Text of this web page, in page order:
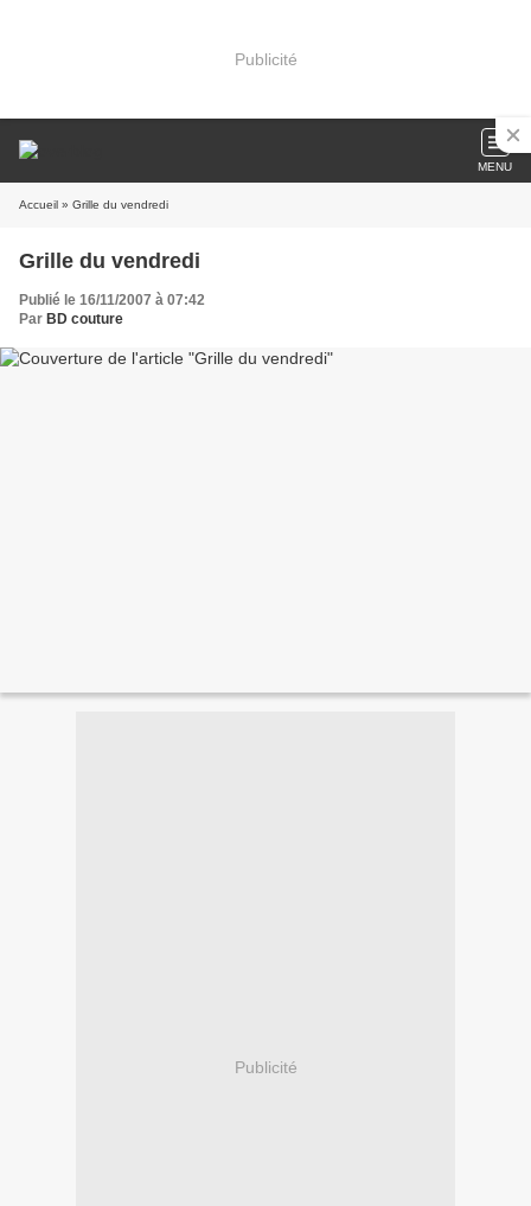
Publicité
MENU
Accueil » Grille du vendredi
Grille du vendredi
Publié le 16/11/2007 à 07:42
Par BD couture
Publicité